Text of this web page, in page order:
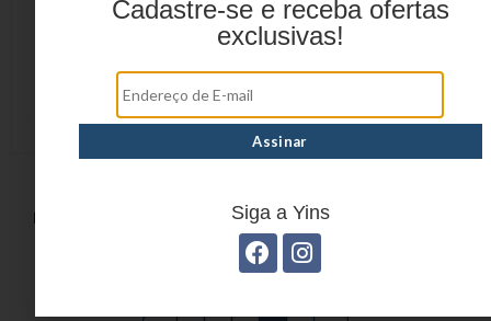
POLIÉSTER YS29598
EM POLIÉSTER YS29570
Cadastre-se e receba ofertas
exclusivas!
Siga a Yins